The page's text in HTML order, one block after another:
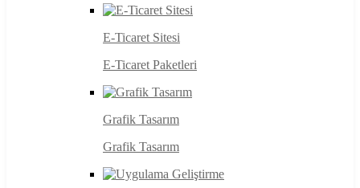
E-Ticaret Sitesi
E-Ticaret Paketleri
Grafik Tasarım
Grafik Tasarım